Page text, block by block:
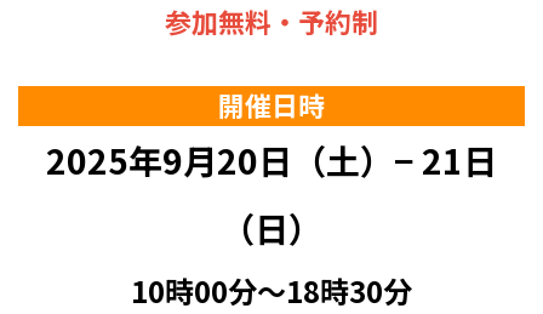
参加無料・予約制
開催日時
2025年9月20日（土）− 21日
（日）
10時00分〜18時30分